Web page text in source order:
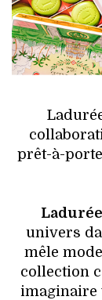
prêt-à-
Ladurée
univers
mêle
collection
imaginaire